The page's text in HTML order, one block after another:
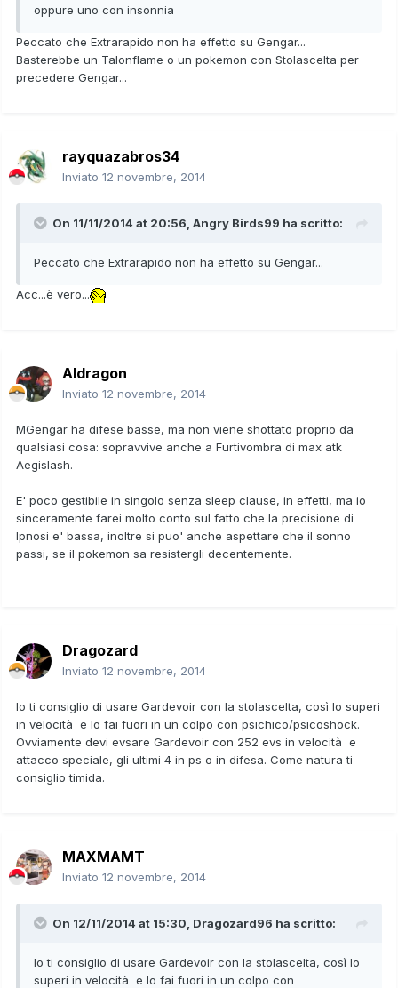
oppure uno con insonnia
Peccato che Extrarapido non ha effetto su Gengar...
Basterebbe un Talonflame o un pokemon con Stolascelta per
precedere Gengar...
rayquazabros34
Inviato 12 novembre, 2014
On 11/11/2014 at 20:56, Angry Birds99 ha scritto:
Peccato che Extrarapido non ha effetto su Gengar...
Acc...è vero...
Aldragon
Inviato 12 novembre, 2014
MGengar ha difese basse, ma non viene shottato proprio da
qualsiasi cosa: sopravvive anche a Furtivombra di max atk
Aegislash.
E' poco gestibile in singolo senza sleep clause, in effetti, ma io
sinceramente farei molto conto sul fatto che la precisione di
Ipnosi e' bassa, inoltre si puo' anche aspettare che il sonno
passi, se il pokemon sa resistergli decentemente.
Dragozard
Inviato 12 novembre, 2014
Io ti consiglio di usare Gardevoir con la stolascelta, così lo superi
in velocità e lo fai fuori in un colpo con psichico/psicoshock.
Ovviamente devi evsare Gardevoir con 252 evs in velocità e
attacco speciale, gli ultimi 4 in ps o in difesa. Come natura ti
consiglio timida.
MAXMAMT
Inviato 12 novembre, 2014
On 12/11/2014 at 15:30, Dragozard96 ha scritto:
Io ti consiglio di usare Gardevoir con la stolascelta, così lo
superi in velocità e lo fai fuori in un colpo con